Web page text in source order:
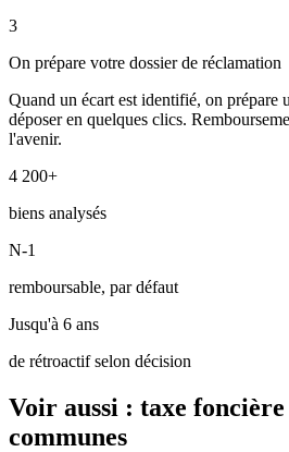
3
On prépare votre dossier de réclamation
Quand un écart est identifié, on prépare
déposer en quelques clics.
l'avenir.
4 200+
biens analysés
N-1
remboursable, par défaut
Jusqu'à 6 ans
de rétroactif selon décision
Voir aussi : taxe
communes